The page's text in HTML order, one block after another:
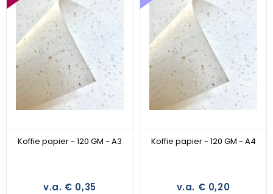
Koffie papier - 120 GM - A3
v.a. € 0,35
Koffie papier - 120 GM - A4
v.a. € 0,20